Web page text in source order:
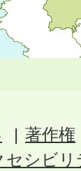
著作権
セシビ